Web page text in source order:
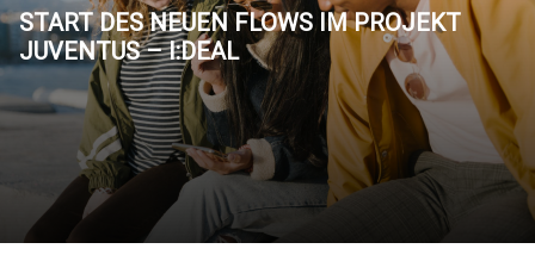
START DES NEUEN FLOWS IM PROJEKT
JUVENTUS – I:DEAL